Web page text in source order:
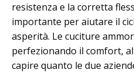
resistenza e la corretta
importante per aiutare il
asperità. Le cuciture
perfezionando il comfort,
capire quanto le due